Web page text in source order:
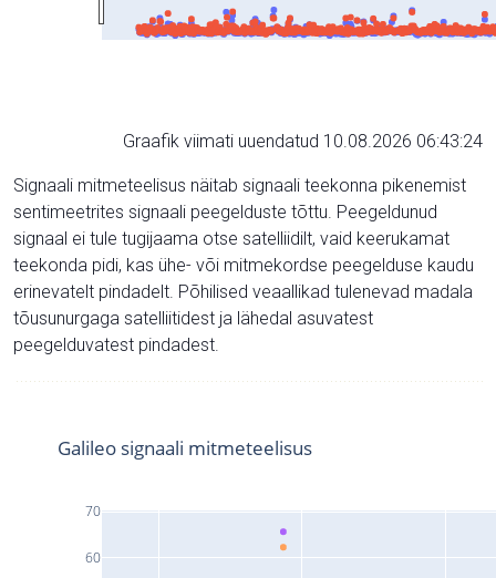
Graafik viimati uuendatud 10.08.2026 06:43:24
Signaali mitmeteelisus näitab signaali teekonna pikenemist
sentimeetrites signaali peegelduste tõttu. Peegeldunud
signaal ei tule tugijaama otse satelliidilt, vaid keerukamat
teekonda pidi, kas ühe- või mitmekordse peegelduse kaudu
erinevatelt pindadelt. Põhilised veaallikad tulenevad madala
tõusunurgaga satelliitidest ja lähedal asuvatest
peegelduvatest pindadest.
60
70
Galileo signaali mitmeteelisus